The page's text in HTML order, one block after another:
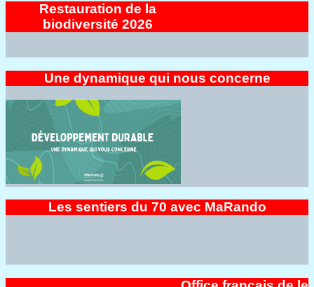
Restauration de la
biodiversité 2026
Une dynamique qui nous concerne
Les sentiers du 70 avec MaRando